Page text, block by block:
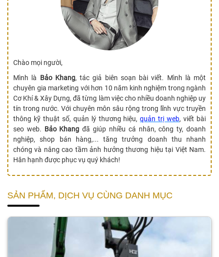
Chào mọi người,
Mình là Bảo Khang, tác giả biên soạn bài viết. Mình là một
chuyên gia marketing với hơn 10 năm kinh nghiệm trong ngành
Cơ Khí & Xây Dựng, đã từng làm việc cho nhiều doanh nghiệp uy
tín trong nước. Với chuyên môn sâu rộng trong lĩnh vực truyền
thông kỹ thuật số, quản lý thương hiệu,quản trị web, viết bài
seo web. Bảo Khang đã giúp nhiều cá nhân, công ty, doanh
nghiệp, shop bán hàng,... tăng trưởng doanh thu nhanh
chóng và nâng cao tầm ảnh hưởng thương hiệu tại Việt Nam.
Hân hạnh được phục vụ quý khách!
SẢN PHẨM, DỊCH VỤ CÙNG DANH MỤC